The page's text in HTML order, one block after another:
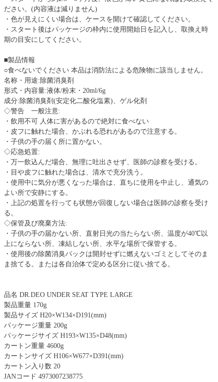
ださい。(内容液は減りません)
・色が見えにくい場合は、ケースを開けて確認してください。
・スタート後はパッケージの枠内に使用開始日を記入し、取換え時
期の目安にしてください。
■製品情報
○食べないでください 本品は消防法による危険物に該当しません。
名称・用途:除菌消臭剤
形式・内容量:液体/粉末・20ml/6g
成分:除菌消臭剤(安定化二酸化塩素)、ゲル化剤
◇警告 一般注意:
・飲用不可 人体に害があるので絶対に食べない
・皮フに触れた場合、かぶれる恐れがあるので注意する。
・子供の手の届く所に置かない。
◇応急処置:
・万一飲込んだ場合、無理に吐出させず、医師の診察を受ける。
・目や皮フに触れた場合は、清水で充分洗う。
・使用中に気分が悪くなった場合は、直ちに使用を中止し、通気の
よい所で安静にする。
・上記の処置を行っても状態が回復しない場合は医師の診察を受け
る。
◇保管及び廃棄方法:
・子供の手の届かない所、直射日光の当たらない所、温度が40℃以
上にならない所、凍結しない所、水平な場所で保管する。
・使用後の除菌消臭パックは開封せずに燃えないゴミとしてそのま
ま捨てる。または各自治体で定める区分に従い捨てる。
品名 DR.DEO UNDER SEAT TYPE LARGE
製品重量 170g
製品サイズ H20×W134×D191(mm)
パッケージ重量 200g
パッケージサイズ H193×W135×D48(mm)
カートン重量 4600g
カートンサイズ H106×W677×D391(mm)
カートン入り数 20
JANコード 4973007238775